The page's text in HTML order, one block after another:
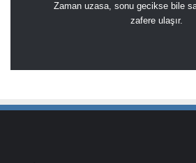
Zaman uzasa, sonu gecikse bile
zafere ulaşır.